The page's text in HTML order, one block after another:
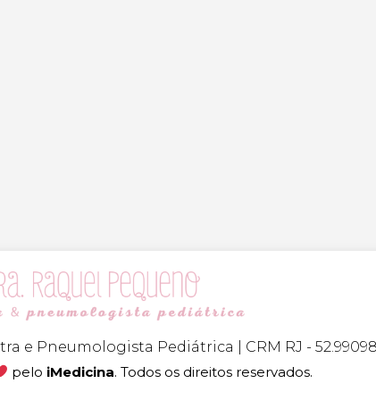
e Pneumologista Pediátrica | CRM RJ -
pelo iMedicina. Todos os direitos reservados.